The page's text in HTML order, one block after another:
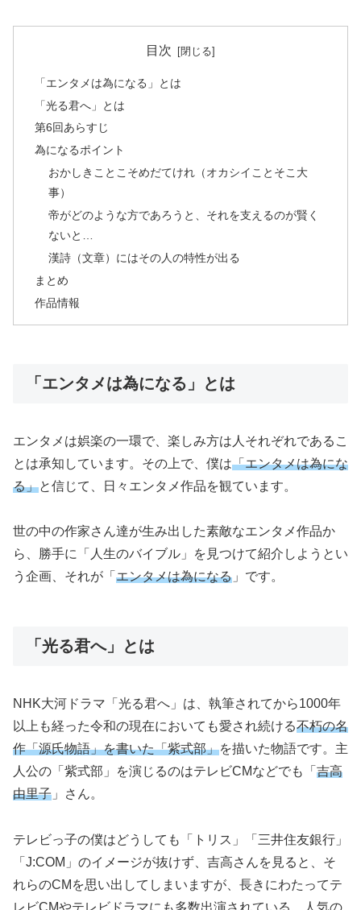
目次
「エンタメは為になる」とは
「光る君へ」とは
第6回あらすじ
為になるポイント
おかしきことこそめだてけれ（オカシイことそこ大
事）
帝がどのような方であろうと、それを支えるのが賢く
ないと…
漢詩（文章）にはその人の特性が出る
まとめ
作品情報
「エンタメは為になる」とは
エンタメは娯楽の一環で、楽しみ方は人それぞれであるこ
とは承知しています。その上で、僕は「エンタメは為にな
る」と信じて、日々エンタメ作品を観ています。
世の中の作家さん達が生み出した素敵なエンタメ作品か
ら、勝手に「人生のバイブル」を見つけて紹介しようとい
う企画、それが「 エンタメは為になる 」です。
「光る君へ」とは
NHK大河ドラマ「光る君へ」は、執筆されてから1000年
以上も経った令和の現在においても愛され続ける不朽の名
作「源氏物語」を書いた「紫式部」を描いた物語です。主
人公の「紫式部」を演じるのはテレビCMなどでも「 吉高
由里子 」さん。
テレビっ子の僕はどうしても「トリス」「三井住友銀行」
「J:COM」のイメージが抜けず、吉高さんを見ると、そ
れらのCMを思い出してしまいますが、長きにわたってテ
レビCMやテレビドラマにも多数出演されている、人気の